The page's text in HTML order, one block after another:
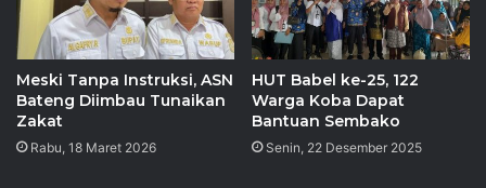
Meski Tanpa Instruksi, ASN
Bateng Diimbau Tunaikan
Zakat
Rabu, 18 Maret 2026
HUT Babel ke-25, 122
Warga Koba Dapat
Bantuan Sembako
Senin, 22 Desember 2025